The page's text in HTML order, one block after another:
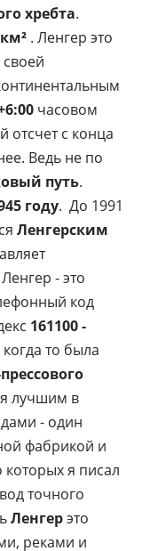
хребта.
. Ленгер это
часовом
отсчет с конца
Ведь не по
путь.
году. До 1991
Ленгерским
Ленгер - это
код
161100 -
то была
лучшим в
- один
фабрикой и
которых я писал
точного
Ленгерэто
реками и